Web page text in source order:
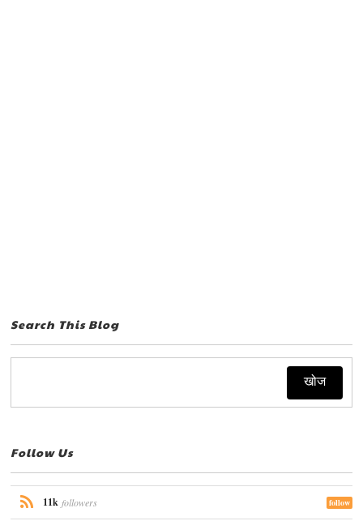
Search This Blog
Follow Us
11k followers follow